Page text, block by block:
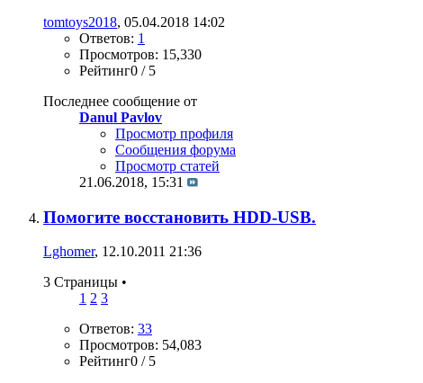
tomtoys2018, 05.04.2018 14:02
Ответов: 1
Просмотров: 15,330
Рейтинг0 / 5
Последнее сообщение от
Danul Pavlov
Просмотр профиля
Сообщения форума
Просмотр статей
21.06.2018, 15:31
Помогите восстановить HDD-USB.
Lghomer, 12.10.2011 21:36
3 Страницы •
1 2 3
Ответов: 33
Просмотров: 54,083
Рейтинг0 / 5